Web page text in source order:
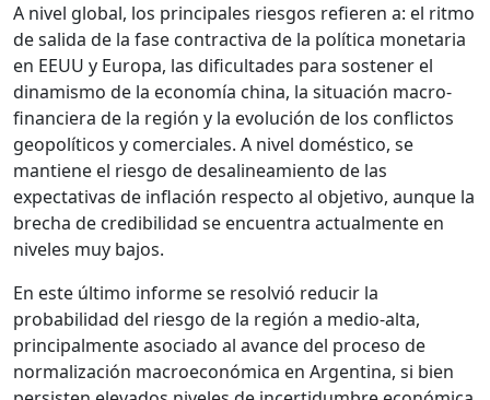
A nivel global, los principales riesgos refieren a: el ritmo
de salida de la fase contractiva de la política monetaria
en EEUU y Europa, las dificultades para sostener el
dinamismo de la economía china, la situación macro-
financiera de la región y la evolución de los conflictos
geopolíticos y comerciales. A nivel doméstico, se
mantiene el riesgo de desalineamiento de las
expectativas de inflación respecto al objetivo, aunque la
brecha de credibilidad se encuentra actualmente en
niveles muy bajos.
En este último informe se resolvió reducir la
probabilidad del riesgo de la región a medio-alta,
principalmente asociado al avance del proceso de
normalización macroeconómica en Argentina, si bien